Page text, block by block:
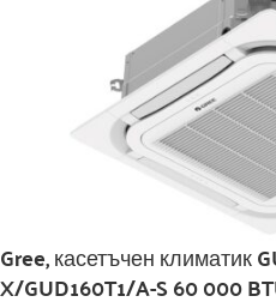
Gree, касетъчен климатик
X/GUD160T1/A-S 60 000